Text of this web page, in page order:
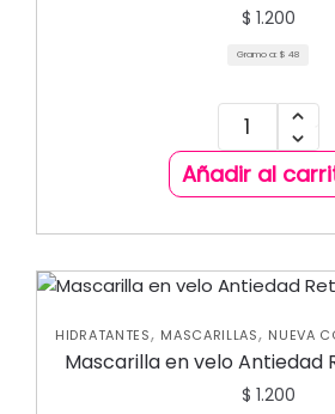
$ 1.200
Gramo a: $ 48
Añadir al
HIDRATANTES, MASCARILLAS, NUEVA
SKIN CARE FACIAL,
Mascarilla en velo Antiedad
$ 1.200